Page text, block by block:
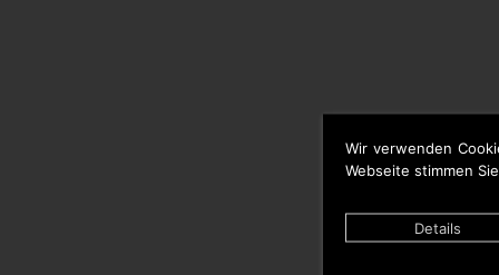
Wir verwenden
Webseite stimmen
Details